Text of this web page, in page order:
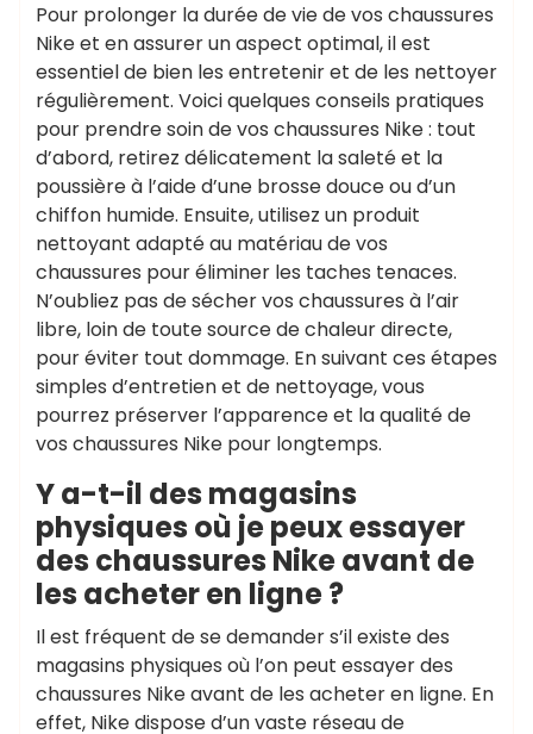
Pour prolonger la durée de vie de vos chaussures
Nike et en assurer un aspect optimal, il est
essentiel de bien les entretenir et de les nettoyer
régulièrement. Voici quelques conseils pratiques
pour prendre soin de vos chaussures Nike : tout
d’abord, retirez délicatement la saleté et la
poussière à l’aide d’une brosse douce ou d’un
chiffon humide. Ensuite, utilisez un produit
nettoyant adapté au matériau de vos
chaussures pour éliminer les taches tenaces.
N’oubliez pas de sécher vos chaussures à l’air
libre, loin de toute source de chaleur directe,
pour éviter tout dommage. En suivant ces étapes
simples d’entretien et de nettoyage, vous
pourrez préserver l’apparence et la qualité de
vos chaussures Nike pour longtemps.
Y a-t-il des magasins
physiques où je peux essayer
des chaussures Nike avant de
les acheter en ligne ?
Il est fréquent de se demander s’il existe des
magasins physiques où l’on peut essayer des
chaussures Nike avant de les acheter en ligne. En
effet, Nike dispose d’un vaste réseau de